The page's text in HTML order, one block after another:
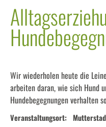
Wir wiederholen heute die
arbeiten daran, wie sich Hund
Hundebegegnungen verhalten
Veranstaltungsort: